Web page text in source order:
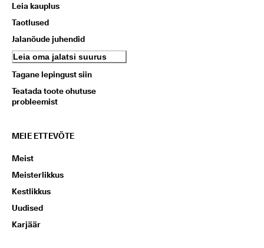
Leia kauplus
Taotlused
Jalanõude juhendid
Leia oma jalatsi suurus
Tagane lepingust siin
Teatada toote ohutuse
probleemist
MEIE ETTEVÕTE
Meist
Meisterlikkus
Kestlikkus
Uudised
Karjäär